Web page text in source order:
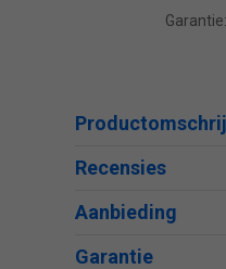
Garantie:
Recensies
Aanbieding
Garantie